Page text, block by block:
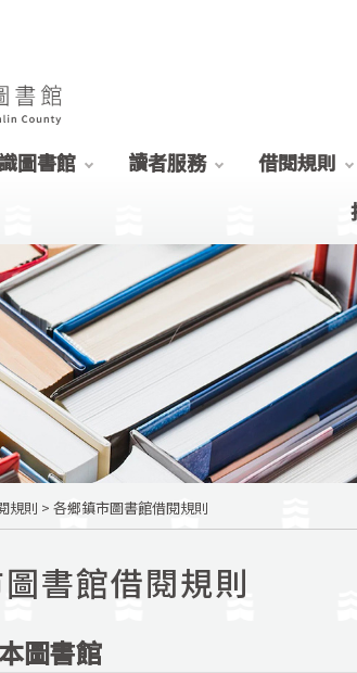
圖書館 讀者服務 借閱規則
規則 > 各鄉鎮市圖書館借閱規則
書館借閱規則
圖書館